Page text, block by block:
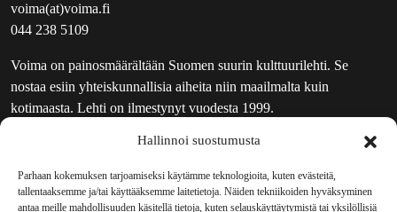
Hallinnoi suostumusta
Parhaan kokemuksen tarjoamiseksi käytämme teknologioita, kuten evästeitä,
tallentaaksemme ja/tai käyttääksemme laitetietoja. Näiden tekniikoiden hyväksyminen
antaa meille mahdollisuuden käsitellä tietoja, kuten selauskäyttäytymistä tai yksilöllisiä
voima(at)voima.fi
044 238 5109
Voima on painosmäärältään Suomen suurin kulttuurilehti. Se
nostaa esiin yhteiskunnallisia aiheita niin maailmalta kuin
kotimaasta. Lehti on ilmestynyt vuodesta 1999.
UUTISKIRJE
MAINOSTAJILLE